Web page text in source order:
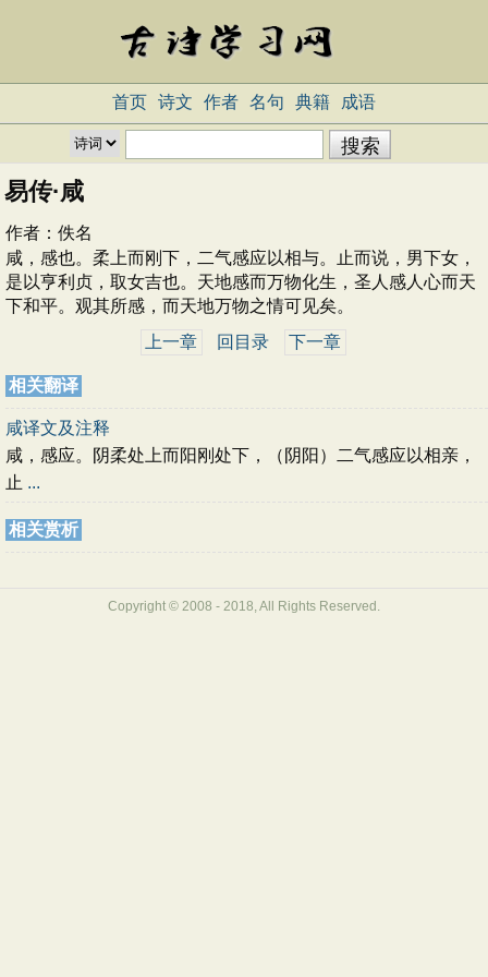
首页 诗文 作者 名句 典籍 成语
易传·咸
作者： 佚名
咸，感也。柔上而刚下，二气感应以相与。止而说，男下女，
是以亨利贞，取女吉也。天地感而万物化生，圣人感人心而天
下和平。观其所感，而天地万物之情可见矣。
上一章
回目录 下一章
相关翻译
咸译文及注释
咸，感应。阴柔处上而阳刚处下，（阴阳）二气感应以相亲，
止 ...
相关赏析
Copyright © 2008 - 2018, All Rights Reserved.